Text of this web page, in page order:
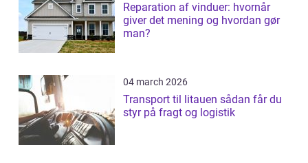
Reparation af vinduer: hvornår
giver det mening og hvordan gør
man?
04 march 2026
Transport til litauen sådan får du
styr på fragt og logistik